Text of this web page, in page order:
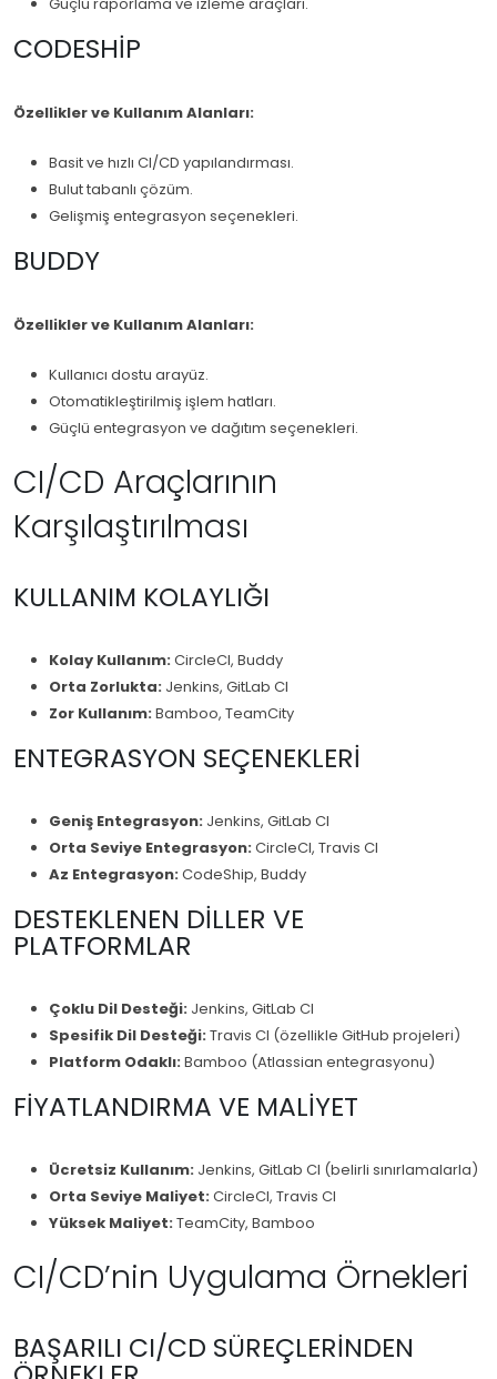
CODESHIP
Özellikler ve Kullanım Alanları:
Basit ve hızlı CI/CD yapılandırması.
Bulut tabanlı çözüm.
Gelişmiş entegrasyon seçenekleri.
BUDDY
Özellikler ve Kullanım Alanları:
Kullanıcı dostu arayüz.
Otomatikleştirilmiş işlem hatları.
Güçlü entegrasyon ve dağıtım seçenekleri.
CI/CD Araçlarının
Karşılaştırılması
KULLANIM KOLAYLIĞI
Kolay Kullanım:CircleCI, Buddy
Orta Zorlukta: Jenkins, GitLab CI
Zor Kullanım:Bamboo, TeamCity
ENTEGRASYON SEÇENEKLERI
Geniş Entegrasyon: Jenkins, GitLab CI
Orta Seviye Entegrasyon:CircleCI, Travis CI
Az Entegrasyon:CodeShip, Buddy
DESTEKLENEN DILLER VE
PLATFORMLAR
Çoklu Dil Desteği: Jenkins, GitLab CI
Spesifik Dil Desteği:Travis CI (özellikle GitHub projeleri)
Platform Odaklı:Bamboo (Atlassian entegrasyonu)
FIYATLANDIRMA VE MALIYET
Ücretsiz Kullanım: Jenkins, GitLab CI (belirli sınırlamalarla)
Orta Seviye Maliyet:CircleCI, Travis CI
Yüksek Maliyet:TeamCity, Bamboo
CI/CD’nin Uygulama Örnekleri
BAŞARILI CI/CD SÜREÇLERINDEN